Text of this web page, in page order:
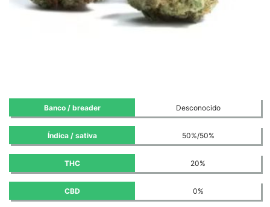
Banco / breader Desconocido
Índica / sativa 50%/50%
THC 20%
CBD 0%